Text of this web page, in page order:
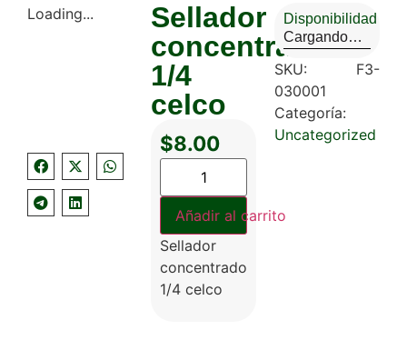
Loading...
Sellador
concentrado
1/4
celco
$8.00
Añadir al carrito
Sellador
concentrado
1/4 celco
Disponibilidad
Cargando…
SKU: F3-
030001
Categoría:
Uncategorized